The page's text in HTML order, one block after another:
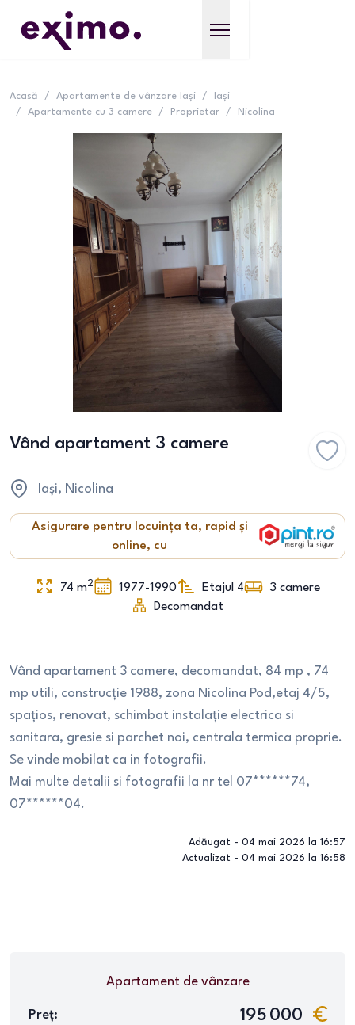
Acasă / Apartamente de vânzare Iași /
Iași
/
Apartamente cu 3 camere / Proprietar / Nicolina
Vând apartament 3 camere
Iași, Nicolina
Asigurare pentru locuința ta, rapid și
online, cu
74 m2 1977-1990 Etajul 4 3 camere
Decomandat
Vând apartament 3 camere, decomandat, 84 mp , 74
mp utili, construcție 1988, zona Nicolina Pod,etaj 4/5,
spațios, renovat, schimbat instalație electrica si
sanitara, gresie si parchet noi, centrala termica proprie.
Se vinde mobilat ca in fotografii.
Mai multe detalii si fotografii la nr tel 07******74,
07******04.
Adăugat - 04 mai 2026 la 16:57
Actualizat - 04 mai 2026 la 16:58
Apartamentde vânzare
Preț: 195 000